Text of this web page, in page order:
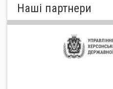
Нашi партнери